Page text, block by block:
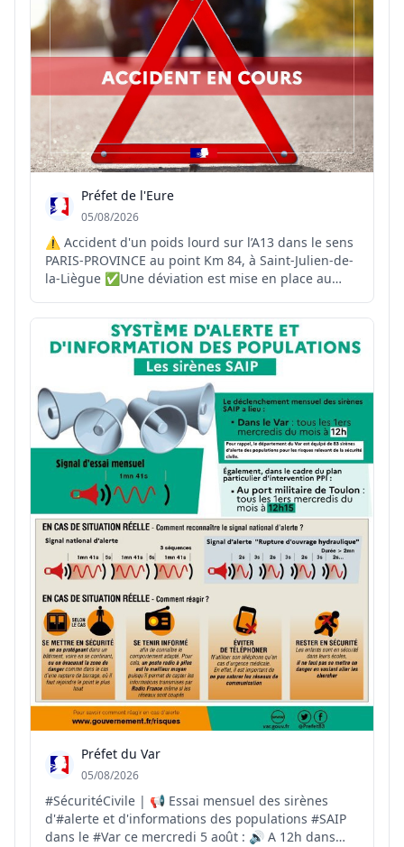
Préfet de l'Eure
05/08/2026
⚠️ Accident d'un poids lourd sur l’A13 dans le sens
PARIS-PROVINCE au point Km 84, à Saint-Julien-de-
la-Liègue ✅Une déviation est mise en place au
saturée ❌Circulation sur la bande d'arrêt
d'urgence, évitez le secteur
Préfet du Var
05/08/2026
#SécuritéCivile | 📢 Essai mensuel des sirènes
d'#alerte et d'informations des populations #SAIP
dans le #Var ce mercredi 5 août : 🔊 A 12h dans